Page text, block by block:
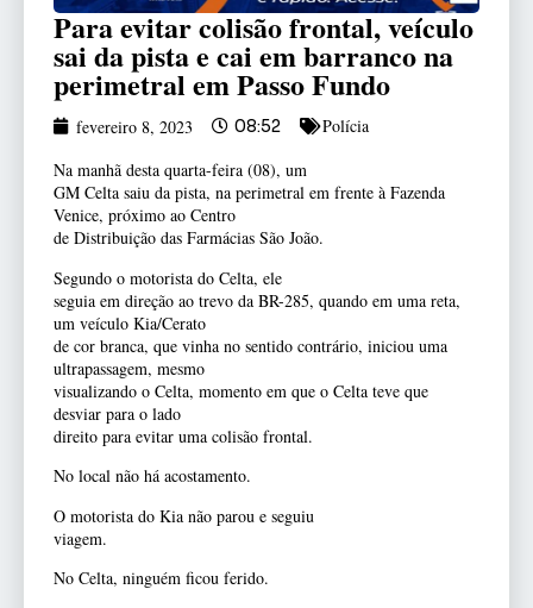
Para evitar colisão frontal, veículo
sai da pista e cai em barranco na
perimetral em Passo Fundo
fevereiro 8, 2023 08:52
Polícia
Na manhã desta quarta-feira (08), um
GM Celta saiu da pista, na perimetral em frente à Fazenda
Venice, próximo ao Centro
de Distribuição das Farmácias São João.
Segundo o motorista do Celta, ele
seguia em direção ao trevo da BR-285, quando em uma reta,
um veículo Kia/Cerato
de cor branca, que vinha no sentido contrário, iniciou uma
ultrapassagem, mesmo
visualizando o Celta, momento em que o Celta teve que
desviar para o lado
direito para evitar uma colisão frontal.
No local não há acostamento.
O motorista do Kia não parou e seguiu
viagem.
No Celta, ninguém ficou ferido.